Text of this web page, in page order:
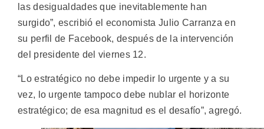
las desigualdades que inevitablemente han
surgido”, escribió el economista Julio Carranza en
su perfil de Facebook, después de la intervención
del presidente del viernes 12.
“Lo estratégico no debe impedir lo urgente y a su
vez, lo urgente tampoco debe nublar el horizonte
estratégico; de esa magnitud es el desafío”, agregó.